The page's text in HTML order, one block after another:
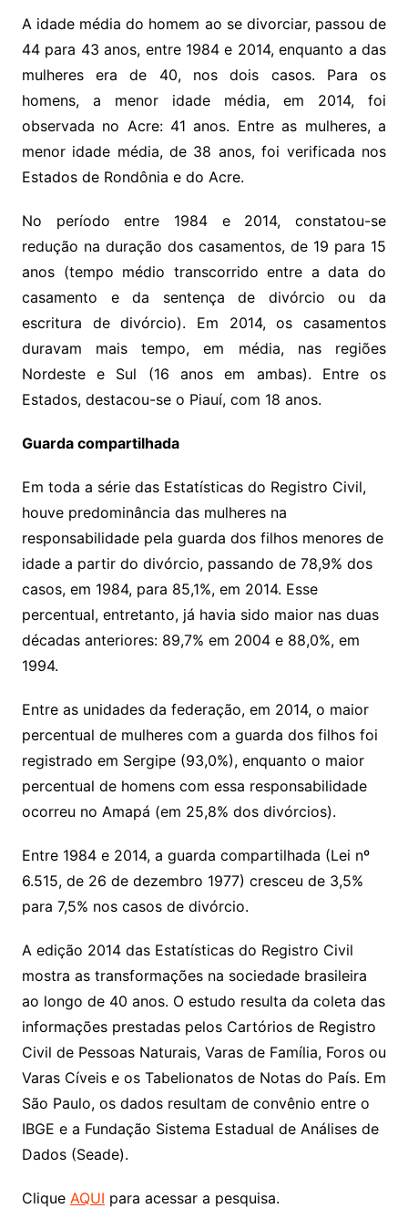
A idade média do homem ao se divorciar, passou de
44 para 43 anos, entre 1984 e 2014, enquanto a das
mulheres era de 40, nos dois casos. Para os
homens, a menor idade média, em 2014, foi
observada no Acre: 41 anos. Entre as mulheres, a
menor idade média, de 38 anos, foi verificada nos
Estados de Rondônia e do Acre.
No período entre 1984 e 2014, constatou-se
redução na duração dos casamentos, de 19 para 15
anos (tempo médio transcorrido entre a data do
casamento e da sentença de divórcio ou da
escritura de divórcio). Em 2014, os casamentos
duravam mais tempo, em média, nas regiões
Nordeste e Sul (16 anos em ambas). Entre os
Estados, destacou-se o Piauí, com 18 anos.
Guarda compartilhada
Em toda a série das Estatísticas do Registro Civil,
houve predominância das mulheres na
responsabilidade pela guarda dos filhos menores de
idade a partir do divórcio, passando de 78,9% dos
casos, em 1984, para 85,1%, em 2014. Esse
percentual, entretanto, já havia sido maior nas duas
décadas anteriores: 89,7% em 2004 e 88,0%, em
1994.
Entre as unidades da federação, em 2014, o maior
percentual de mulheres com a guarda dos filhos foi
registrado em Sergipe (93,0%), enquanto o maior
percentual de homens com essa responsabilidade
ocorreu no Amapá (em 25,8% dos divórcios).
Entre 1984 e 2014, a guarda compartilhada (Lei nº
6.515, de 26 de dezembro 1977) cresceu de 3,5%
para 7,5% nos casos de divórcio.
A edição 2014 das Estatísticas do Registro Civil
mostra as transformações na sociedade brasileira
ao longo de 40 anos. O estudo resulta da coleta das
informações prestadas pelos Cartórios de Registro
Civil de Pessoas Naturais, Varas de Família, Foros ou
Varas Cíveis e os Tabelionatos de Notas do País. Em
São Paulo, os dados resultam de convênio entre o
IBGE e a Fundação Sistema Estadual de Análises de
Dados (Seade).
Clique AQUI para acessar a pesquisa.